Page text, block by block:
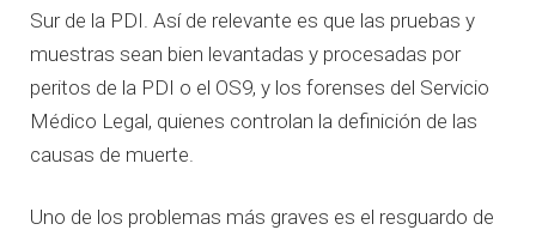
Sur de la PDI. Así de relevante es que las pruebas y
muestras sean bien levantadas y procesadas por
peritos de la PDI o el OS9, y los forenses del Servicio
Médico Legal, quienes controlan la definición de las
causas de muerte.
Uno de los problemas más graves es el resguardo de